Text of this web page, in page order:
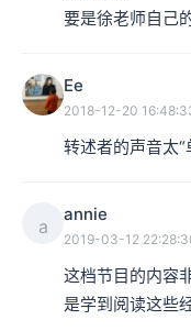
要是徐老师自己
Ee
2018-12-20
转述者的声音太“
a
annie
2019-03-12
这档节目的内容
是学到阅读这些